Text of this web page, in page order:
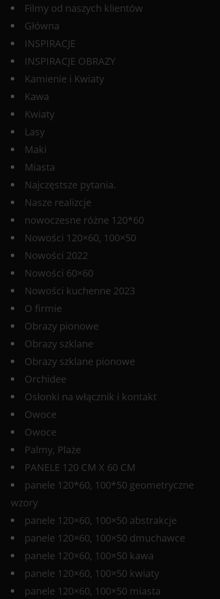
Filmy od naszych klientów
Główna
INSPIRACJE
INSPIRACJE OBRAZY
Kamienie i Kwiaty
Kawa
Kwiaty
Lasy
Maki
Miasta
Najczęstsze pytania.
Nasze realizcje
nowoczesne różne 120*60
Nowości 120×60, 100×50
Nowości 2022
Nowości 60×60
Nowości kuchenne 2023
O firmie
Obrazy pionowe
Obrazy szklane
Obrazy szklane pionowe
Orchidee
Osłonki na włącznik i kontakt
Owoce
Owoce
Palmy, Plaże
PANELE 120 CM X 60 CM
panele 120*60, 100*50 geometryczne
wzory
panele 120×60, 100×50 abstrakcje
panele 120×60, 100×50 dmuchawce
panele 120×60, 100×50 kawa
panele 120×60, 100×50 kwiaty
panele 120×60, 100×50 miasta